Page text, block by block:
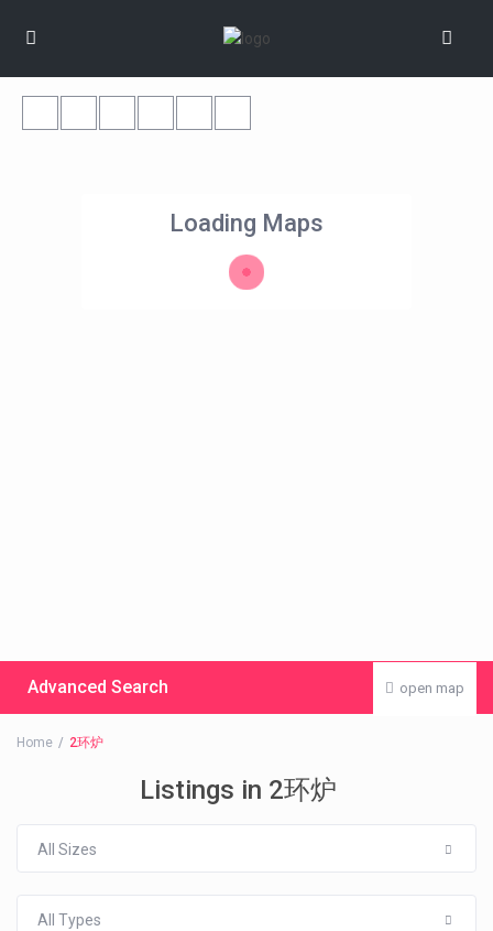
Loading Maps
open map
Advanced Search
Home 2环炉
Listings in 2环炉
All Sizes
All Types